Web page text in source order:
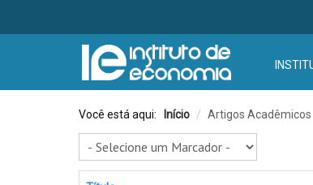
Você está aqui: Início / Artigos Acadêmicos